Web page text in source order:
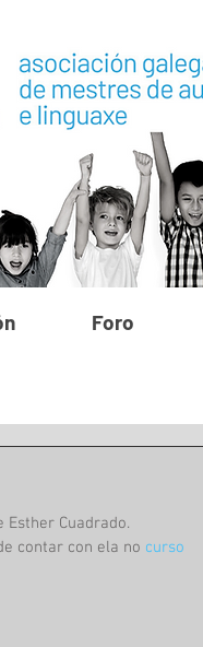
Foro
Cuadrado.
contar con ela no curso